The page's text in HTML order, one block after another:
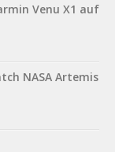
Venu X1 auf
NASA Artemis